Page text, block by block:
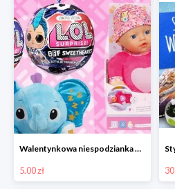
Walentynkowa niespodzianka w Urwis.pl
5.00 zł